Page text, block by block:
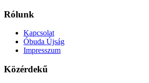
Rólunk
Kapcsolat
Óbuda Újság
Impresszum
Közérdekű